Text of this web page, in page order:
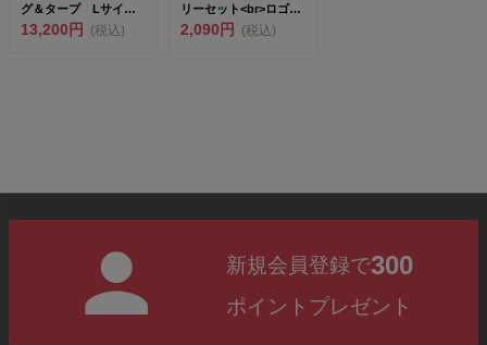
グ＆タープ Lサイズ
［AW-2017L］幅4...
13,200円 (税込)
リーセット<br>ロゴと
マ...
2,090円 (税込)
新規会員登録で300
ポイントプレゼント